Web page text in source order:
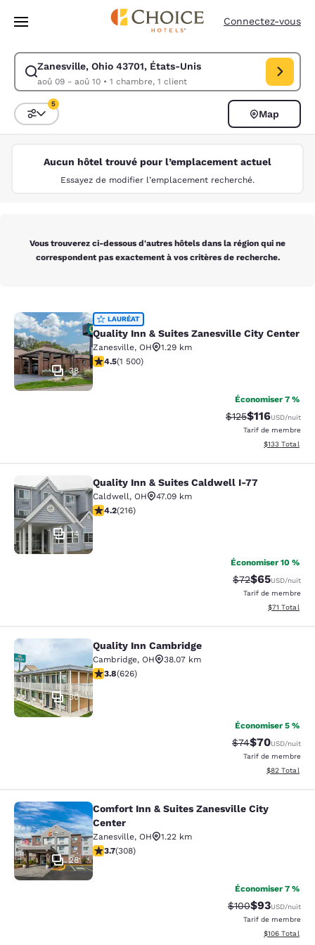
Passer à Contenu Principal
Connectez-vous
Zanesville, Ohio 43701, États-Unis
aoû 09 - aoû 10• 1 chambre, 1 client
Modifiez la recherche pour Zanesville, Ohio 43701, États-Unis. Date
Trier et filtrer
5
Map
Aucun hôtel trouvé pour l’emplacement actuel
Essayez de modifier l’emplacement recherché.
Vous trouverez ci-dessous d'autres hôtels dans la région qui ne
correspondent pas exactement à vos critères de recherche.
Quality Inn & Suites Zanesville City
38
LAURÉAT
Quality Inn & Suites Zanesville City Center
Zanesville, OH
1.29 km
4.51 étoiles. Excellent. 1500 commentaires
4.5(1 500)
Économiser 7 %
Tarif barré :
$125Tarif réduit :
$116USD/nuit
Tarif de membre
Afficher les
$133 Total
Quality Inn & Suites Caldwell I-77
14
Quality Inn & Suites Caldwell I-77
Caldwell, OH
47.09 km
4.17 étoiles. Très bon. 216 commentaires
4.2(216)
Économiser 10 %
Tarif barré :
$72Tarif réduit :
$65USD/nuit
Tarif de membre
Afficher les
$71 Total
Quality Inn Cambridge
30
Quality Inn Cambridge
Cambridge, OH
38.07 km
3.82 étoiles. Bien. 626 commentaires
3.8(626)
Économiser 5 %
Tarif barré :
$74Tarif réduit :
$70USD/nuit
Tarif de membre
Afficher les
$82 Total
Comfort Inn & Suites Zanesville
28
Comfort Inn & Suites Zanesville City
Center
Zanesville, OH
1.22 km
3.66 étoiles. Bien. 308 commentaires
3.7(308)
Économiser 7 %
Tarif barré :
$100Tarif réduit :
$93USD/nuit
Tarif de membre
Afficher les
$106 Total